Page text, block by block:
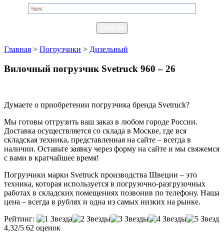
Главная > Погрузчики > Дизельный
Вилочный погрузчик Svetruck 960 – 26
Думаете о приобретении погрузчика бренда Svetruck?
Мы готовы отгрузить ваш заказ в любом городе России.
Доставка осуществляется со склада в Москве, где вся
складская техника, представленная на сайте – всегда в
наличии. Оставьте заявку через форму на сайте и мы свяжемся
с вами в кратчайшее время!
Погрузчики марки Svetruck производства Швеции – это
техника, которая используется в погрузочно-разгрузочных
работах в складских помещениях позвонив по телефону. Наша
цена – всегда в рублях и одна из самых низких на рынке.
Рейтинг:
4,32/5 62 оценок